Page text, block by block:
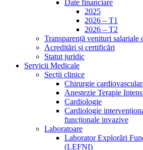
Date financiare
2025
2026 – T1
2026 – T2
Transparență venituri
Acreditări și certificări
Statut juridic
Servicii Medicale
Secții clinice
Chirurgie
Anestezie Terapie
Cardiologie
Cardiologie
funcționale invazive
Laboratoare
Laborator Explorări
(LEFNI)